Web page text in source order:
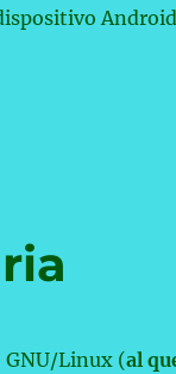
sistemas de
GNU/Linux (al